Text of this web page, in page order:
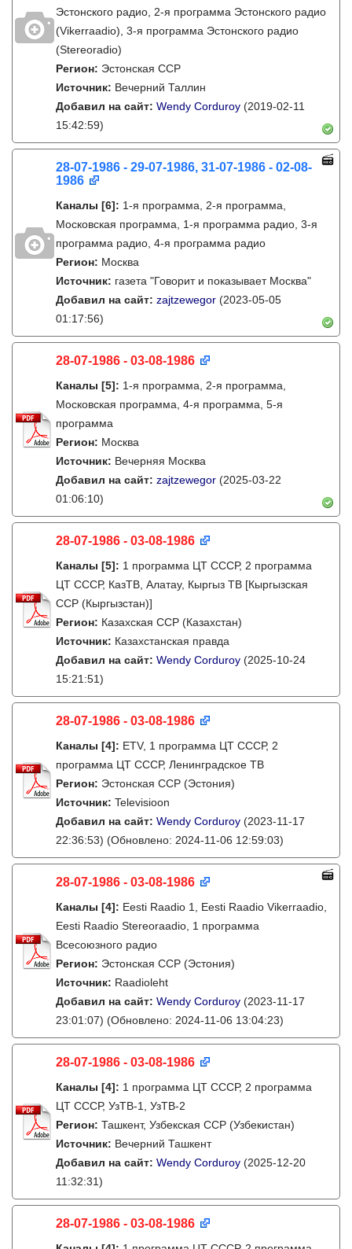
Эстонского радио, 2-я программа Эстонского радио
(Vikerraadio), 3-я программа Эстонского радио
(Stereoradio)
Регион: Эстонская ССР
Источник: Вечерний Таллин
Добавил на сайт: Wendy Corduroy (2019-02-11
15:42:59)
28-07-1986 - 29-07-1986, 31-07-1986 - 02-08-
1986
Каналы [6]: 1-я программа, 2-я программа,
Московская программа, 1-я программа радио, 3-я
программа радио, 4-я программа радио
Регион: Москва
Источник: газета "Говорит и показывает Москва"
Добавил на сайт: zajtzewegor (2023-05-05
01:17:56)
28-07-1986 - 03-08-1986
Каналы [5]: 1-я программа, 2-я программа,
Московская программа, 4-я программа, 5-я
программа
Регион: Москва
Источник: Вечерняя Москва
Добавил на сайт: zajtzewegor (2025-03-22
01:06:10)
28-07-1986 - 03-08-1986
Каналы [5]: 1 программа ЦТ СССР, 2 программа
ЦТ СССР, КазТВ, Алатау, Кыргыз ТВ [Кыргызская
ССР (Кыргызстан)]
Регион: Казахская ССР (Казахстан)
Источник: Казахстанская правда
Добавил на сайт: Wendy Corduroy (2025-10-24
15:21:51)
28-07-1986 - 03-08-1986
Каналы [4]: ETV, 1 программа ЦТ СССР, 2
программа ЦТ СССР, Ленинградское ТВ
Регион: Эстонская ССР (Эстония)
Источник: Televisioon
Добавил на сайт: Wendy Corduroy (2023-11-17
22:36:53) (Обновлено: 2024-11-06 12:59:03)
28-07-1986 - 03-08-1986
Каналы [4]: Eesti Raadio 1, Eesti Raadio Vikerraadio,
Eesti Raadio Stereoraadio, 1 программа
Всесоюзного радио
Регион: Эстонская ССР (Эстония)
Источник: Raadioleht
Добавил на сайт: Wendy Corduroy (2023-11-17
23:01:07) (Обновлено: 2024-11-06 13:04:23)
28-07-1986 - 03-08-1986
Каналы [4]: 1 программа ЦТ СССР, 2 программа
ЦТ СССР, УзТВ-1, УзТВ-2
Регион: Ташкент, Узбекская ССР (Узбекистан)
Источник: Вечерний Ташкент
Добавил на сайт: Wendy Corduroy (2025-12-20
11:32:31)
28-07-1986 - 03-08-1986